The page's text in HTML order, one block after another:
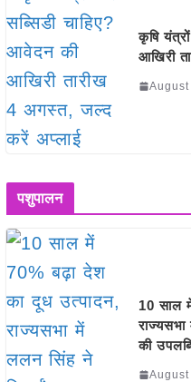
कृषि
आखिरी
पशुपालन
10 साल
की